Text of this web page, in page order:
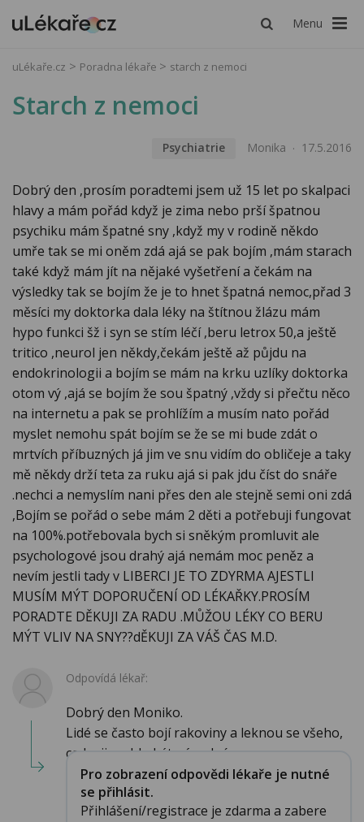
Menu
uLékaře.cz Poradna lékaře starch z nemoci
Starch z nemoci
Psychiatrie Monika 17.5.2016
Dobrý den ,prosím poradtemi jsem už 15 let po skalpaci
hlavy a mám pořád když je zima nebo prší špatnou
psychiku mám špatné sny ,když my v rodině někdo
umře tak se mi oněm zdá ajá se pak bojím ,mám starach
také když mám jít na nějaké vyšetření a čekám na
výsledky tak se bojím že je to hnet špatná nemoc,přad 3
měsíci my doktorka dala léky na štítnou žlázu mám
hypo funkci šž i syn se stím léčí ,beru letrox 50,a ještě
tritico ,neurol jen někdy,čekám ještě až půjdu na
endokrinologii a bojím se mám na krku uzlíky doktorka
otom vý ,ajá se bojím že sou špatný ,vždy si přečtu něco
na internetu a pak se prohlížím a musím nato pořád
myslet nemohu spát bojím se že se mi bude zdát o
mrtvích příbuzných já jim ve snu vidím do obličeje a taky
mě někdy drží teta za ruku ajá si pak jdu číst do snáře
.nechci a nemyslím nani přes den ale stejně semi oni zdá
,Bojím se pořád o sebe mám 2 děti a potřebuji fungovat
na 100%.potřebovala bych si sněkým promluvit ale
psychologové jsou drahý ajá nemám moc peněz a
nevím jestli tady v LIBERCI JE TO ZDYRMA AJESTLI
MUSÍM MÝT DOPORUČENÍ OD LÉKAŘKY.PROSÍM
PORADTE DĚKUJI ZA RADU .MŮŽOU LÉKY CO BERU
MÝT VLIV NA SNY??dĚKUJI ZA VÁŠ ČAS M.D.
Odpovídá lékař:
Dobrý den Moniko.
Lidé se často bojí rakoviny a leknou se všeho,
co by ji mohlo být nápadné...
Pro zobrazení odpovědi lékaře je nutné
se přihlásit.
Přihlášení/registrace je zdarma a zabere